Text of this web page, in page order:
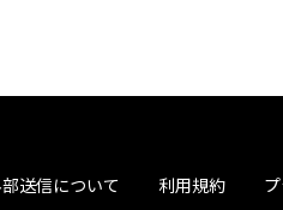
送信について 利用規約